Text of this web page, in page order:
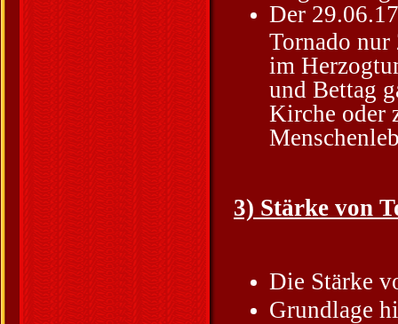
Der
Tornado nur
im
und Bettag
Kirche oder
3) Stärke von
Die Stärke
Grundlage